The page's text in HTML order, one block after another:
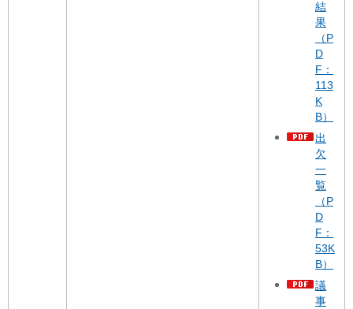
結
果
（P
D
F：
113
K
B）
出
欠
一
覧
（P
D
F：
53K
B）
議
事